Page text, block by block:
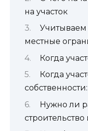
на участок
Учитываем
местные
Когда
Когда
Нужно ли